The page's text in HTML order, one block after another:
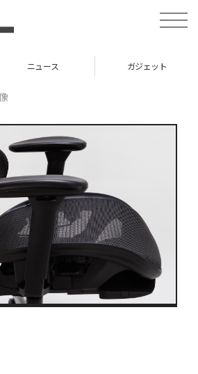
toggle
ニュース ガジェット